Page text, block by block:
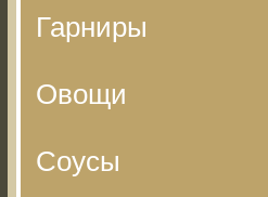
Гарниры
Овощи
Соусы